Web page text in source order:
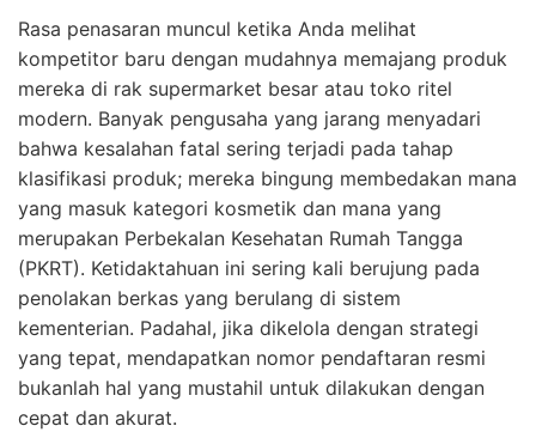
Rasa penasaran muncul ketika Anda melihat
kompetitor baru dengan mudahnya memajang produk
mereka di rak supermarket besar atau toko ritel
modern. Banyak pengusaha yang jarang menyadari
bahwa kesalahan fatal sering terjadi pada tahap
klasifikasi produk; mereka bingung membedakan mana
yang masuk kategori kosmetik dan mana yang
merupakan Perbekalan Kesehatan Rumah Tangga
(PKRT). Ketidaktahuan ini sering kali berujung pada
penolakan berkas yang berulang di sistem
kementerian. Padahal, jika dikelola dengan strategi
yang tepat, mendapatkan nomor pendaftaran resmi
bukanlah hal yang mustahil untuk dilakukan dengan
cepat dan akurat.